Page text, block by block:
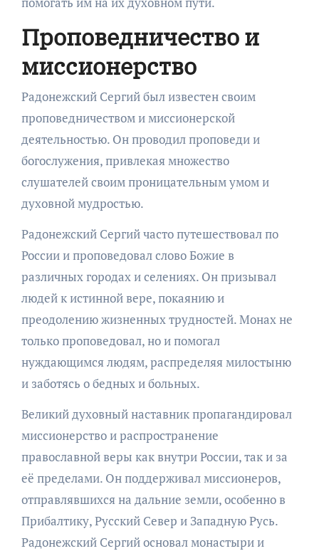
Проповедничество и
миссионерство
Радонежский Сергий был известен своим
проповедничеством и миссионерской
деятельностью. Он проводил проповеди и
богослужения, привлекая множество
слушателей своим проницательным умом и
духовной мудростью.
Радонежский Сергий часто путешествовал по
России и проповедовал слово Божие в
различных городах и селениях. Он призывал
людей к истинной вере, покаянию и
преодолению жизненных трудностей. Монах не
только проповедовал, но и помогал
нуждающимся людям, распределяя милостыню
и заботясь о бедных и больных.
Великий духовный наставник пропагандировал
миссионерство и распространение
православной веры как внутри России, так и за
её пределами. Он поддерживал миссионеров,
отправлявшихся на дальние земли, особенно в
Прибалтику, Русский Север и Западную Русь.
Радонежский Сергий основал монастыри и